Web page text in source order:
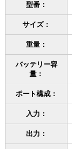
型番：
サイズ：
重量：
バッテリー容
量：
ポート構成：
入力：
出力：